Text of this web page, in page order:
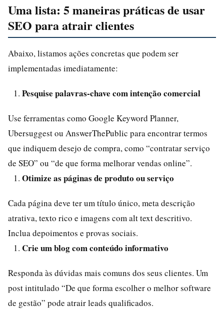
Uma lista: 5 maneiras práticas de usar
SEO para atrair clientes
Abaixo, listamos ações concretas que podem ser
implementadas imediatamente:
Pesquise palavras‑chave com intenção comercial
Use ferramentas como Google Keyword Planner,
Ubersuggest ou AnswerThePublic para encontrar termos
que indiquem desejo de compra, como “contratar serviço
de SEO” ou “de que forma melhorar vendas online”.
Otimize as páginas de produto ou serviço
Cada página deve ter um título único, meta descrição
atrativa, texto rico e imagens com alt text descritivo.
Inclua depoimentos e provas sociais.
Crie um blog com conteúdo informativo
Responda às dúvidas mais comuns dos seus clientes. Um
post intitulado “De que forma escolher o melhor software
de gestão” pode atrair leads qualificados.